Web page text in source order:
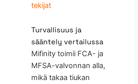
tekijat
Turvallisuus ja
sääntely vertailussa
Mifinity toimii FCA- ja
MFSA-valvonnan alla,
mikä takaa tiukan